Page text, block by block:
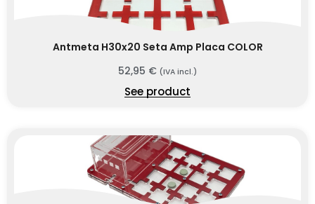
Antmeta H30x20 Seta Amp Placa COLOR
52,95 € (IVA incl.)
See product